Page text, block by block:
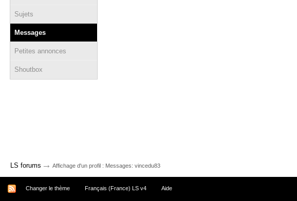
Sujets
Messages
Petites annonces
Shoutbox
LS forums → Affichage d'un profil : Messages: vincedu83
Changer le thème Français (France) LS v4 Aide